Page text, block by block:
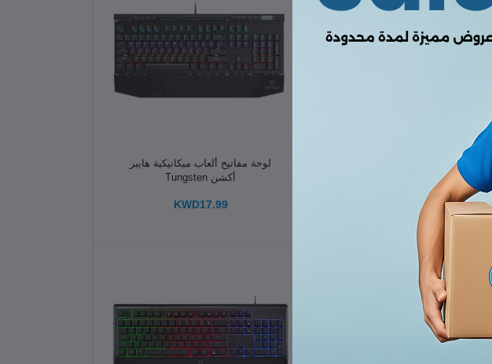
الإضافة إلى سلة التسوق
حامل كمبيوتر محمول من الألومنيوم
مع موزع USB-C™
KWD24.99
الإضافة إلى سلة التسوق
لوحة مفاتيح ألعاب ميكانيكية هايبر
أكشن Tungsten
KWD17.99